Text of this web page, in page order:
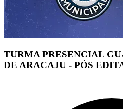
TURMA PRESENCIAL
DE ARACAJU - PÓS